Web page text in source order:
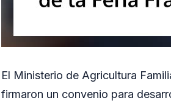
El Ministerio de Agricultura
firmaron un convenio para